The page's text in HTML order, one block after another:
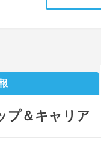
プ＆キャリア